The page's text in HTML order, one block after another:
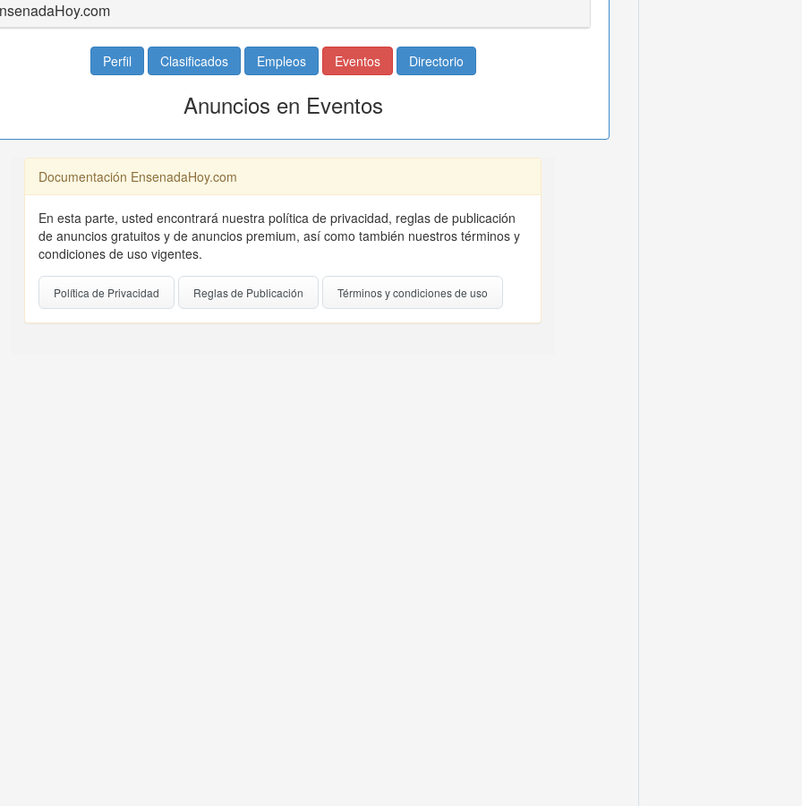
Perfil Clasificados Empleos Eventos Directorio
Anuncios en Eventos
Documentación EnsenadaHoy.com
En esta parte, usted encontrará nuestra política de privacidad, reglas de publicación
de anuncios gratuitos y de anuncios premium, así como también nuestros términos y
condiciones de uso vigentes.
Política de Privacidad Reglas de Publicación Términos y condiciones de uso